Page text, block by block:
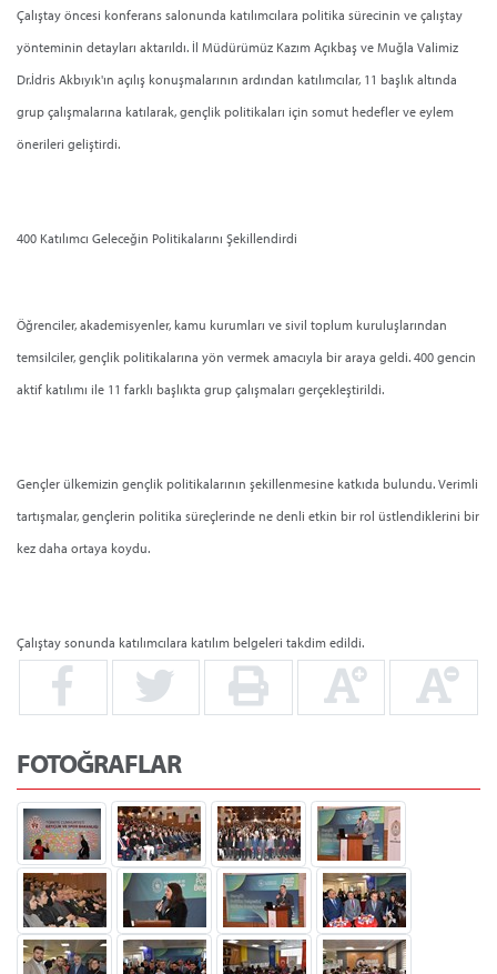
Çalıştay öncesi konferans salonunda katılımcılara politika sürecinin ve çalıştay
yönteminin detayları aktarıldı. İl Müdürümüz Kazım Açıkbaş ve Muğla Valimiz
Dr.İdris Akbıyık'ın açılış konuşmalarının ardından katılımcılar, 11 başlık altında
grup çalışmalarına katılarak, gençlik politikaları için somut hedefler ve eylem
önerileri geliştirdi.
400 Katılımcı Geleceğin Politikalarını Şekillendirdi
Öğrenciler, akademisyenler, kamu kurumları ve sivil toplum kuruluşlarından
temsilciler, gençlik politikalarına yön vermek amacıyla bir araya geldi. 400 gencin
aktif katılımı ile 11 farklı başlıkta grup çalışmaları gerçekleştirildi.
Gençler ülkemizin gençlik politikalarının şekillenmesine katkıda bulundu. Verimli
tartışmalar, gençlerin politika süreçlerinde ne denli etkin bir rol üstlendiklerini bir
kez daha ortaya koydu.
Çalıştay sonunda katılımcılara katılım belgeleri takdim edildi.
FOTOĞRAFLAR